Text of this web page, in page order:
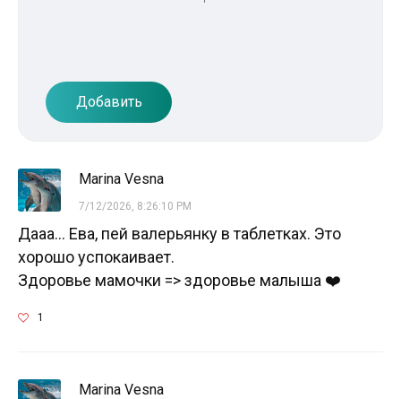
Добавить
Marina Vesna
7/12/2026, 8:26:10 PM
Дааа... Ева, пей валерьянку в таблетках. Это
хорошо успокаивает.
Здоровье мамочки => здоровье малыша ❤️
1
Marina Vesna